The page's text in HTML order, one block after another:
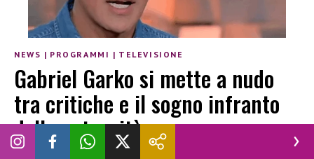
NEWS | PROGRAMMI | TELEVISIONE
Gabriel Garko si mette a nudo
tra critiche e il sogno infranto
della paternità